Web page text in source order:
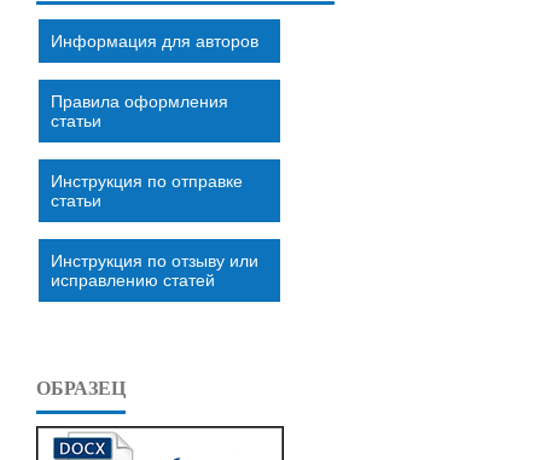
Информация для авторов
Правила оформления
статьи
Инструкция по отправке
статьи
Инструкция по отзыву или
исправлению статей
ОБРАЗЕЦ